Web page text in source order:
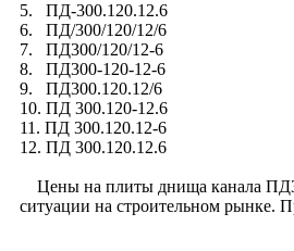
5. ПД-300.120.12.6
6. ПД/300/120/12/6
7. ПД300/120/12-6
8. ПД300-120-12-6
9. ПД300.120.12/6
10. ПД 300.120-12.6
11. ПД 300.120.12-6
12. ПД 300.120.12.6
Цены на плиты днища канала
ситуации на строительном рынке.